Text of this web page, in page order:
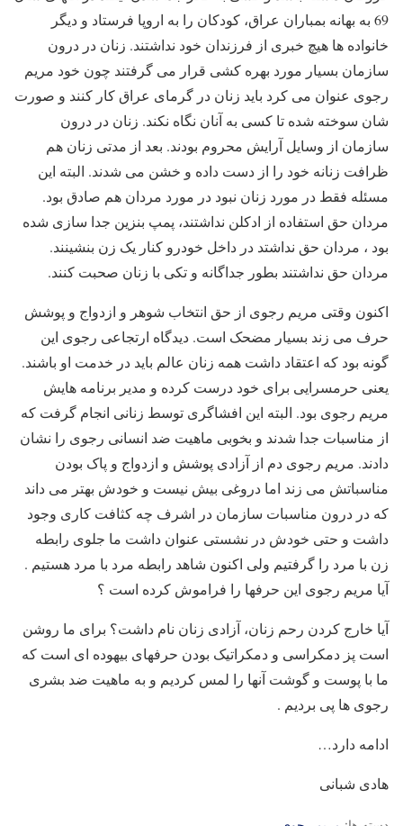
69 به بهانه بمباران عراق، کودکان را به اروپا فرستاد و دیگر
خانواده ها هیچ خبری از فرزندان خود نداشتند. زنان در درون
سازمان بسیار مورد بهره کشی قرار می گرفتند چون خود مریم
رجوی عنوان می کرد باید زنان در گرمای عراق کار کنند و صورت
شان سوخته شده تا کسی به آنان نگاه نکند. زنان در درون
سازمان از وسایل آرایش محروم بودند. بعد از مدتی زنان هم
ظرافت زنانه خود را از دست داده و خشن می شدند. البته این
مسئله فقط در مورد زنان نبود در مورد مردان هم صادق بود.
مردان حق استفاده از ادکلن نداشتند، پمپ بنزین جدا سازی شده
بود ، مردان حق نداشتد در داخل خودرو کنار یک زن بنشینند.
مردان حق نداشتند بطور جداگانه و تکی با زنان صحبت کنند.
اکنون وقتی مریم رجوی از حق انتخاب شوهر و ازدواج و پوشش
حرف می زند بسیار مضحک است. دیدگاه ارتجاعی رجوی این
گونه بود که اعتقاد داشت همه زنان عالم باید در خدمت او باشند.
یعنی حرمسرایی برای خود درست کرده و مدیر برنامه هایش
مریم رجوی بود. البته این افشاگری توسط زنانی انجام گرفت که
از مناسبات جدا شدند و بخوبی ماهیت ضد انسانی رجوی را نشان
دادند. مریم رجوی دم از آزادی پوشش و ازدواج و پاک بودن
مناسباتش می زند اما دروغی بیش نیست و خودش بهتر می داند
که در درون مناسبات سازمان در اشرف چه کثافت کاری وجود
داشت و حتی خودش در نشستی عنوان داشت ما جلوی رابطه
زن با مرد را گرفتیم ولی اکنون شاهد رابطه مرد با مرد هستیم .
آیا مریم رجوی این حرفها را فراموش کرده است ؟
آیا خارج کردن رحم زنان، آزادی زنان نام داشت؟ برای ما روشن
است پز دمکراسی و دمکراتیک بودن حرفهای بیهوده ای است که
ما با پوست و گوشت آنها را لمس کردیم و به ماهیت ضد بشری
رجوی ها پی بردیم .
ادامه دارد…
هادی شبانی